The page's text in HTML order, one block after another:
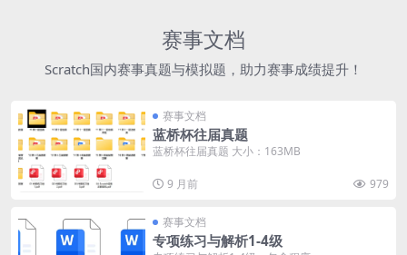
赛事文档
Scratch国内赛事真题与模拟题，助力赛事成绩提升！
赛事文档
蓝桥杯往届真题
蓝桥杯往届真题 大小：163MB
9 月前 979
赛事文档
专项练习与解析1-4级